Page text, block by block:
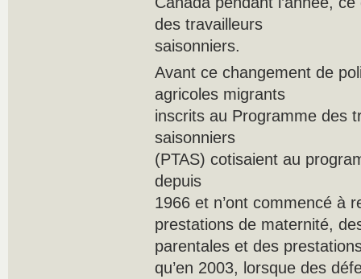
des travailleurs
saisonniers.
Avant ce changement de
agricoles migrants
inscrits au Programme des
saisonniers
(PTAS) cotisaient au
depuis
1966 et n’ont commencé à
prestations de maternité,
parentales et des
qu’en 2003, lorsque des